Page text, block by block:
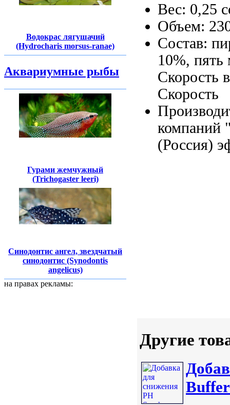
Водокрас лягушачий
(Hydrocharis morsus-ranae)
Аквариумные рыбы
Гурами жемчужный
(Trichogaster leeri)
Синодонтис ангел, звездчатый
синодонтис (Synodontis
angelicus)
на правах рекламы:
Вес: 0,25
Объем:
Состав:
10%, пять
Скорость
Скорость
компаний
(Россия)
Другие